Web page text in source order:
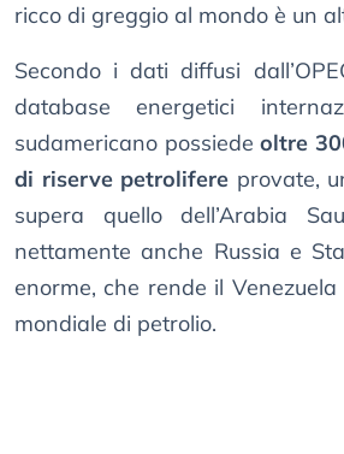
ricco di greggio al mondo è un
Secondo i dati diffusi
database energetici
sudamericano possiede oltre
di riserve petrolifere provate,
supera quello dell’Arabia
nettamente anche Russia e
enorme, che rende il
mondiale di petrolio.